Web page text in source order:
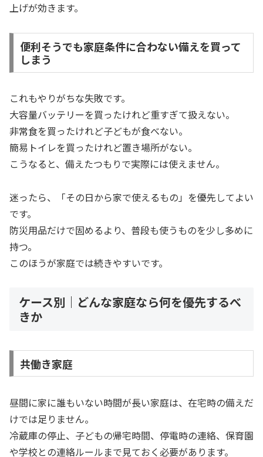
上げが効きます。
便利そうでも家庭条件に合わない備えを買って
しまう
これもやりがちな失敗です。
大容量バッテリーを買ったけれど重すぎて扱えない。
非常食を買ったけれど子どもが食べない。
簡易トイレを買ったけれど置き場所がない。
こうなると、備えたつもりで実際には使えません。
迷ったら、「その日から家で使えるもの」を優先してよい
です。
防災用品だけで固めるより、普段も使うものを少し多めに
持つ。
このほうが家庭では続きやすいです。
ケース別｜どんな家庭なら何を優先するべ
きか
共働き家庭
昼間に家に誰もいない時間が長い家庭は、在宅時の備えだ
けでは足りません。
冷蔵庫の停止、子どもの帰宅時間、停電時の連絡、保育園
や学校との連絡ルールまで見ておく必要があります。